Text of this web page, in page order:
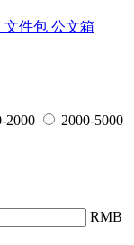
文件包 公文箱
2000
2000-5000
RMB